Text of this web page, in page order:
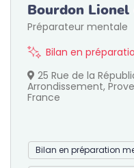
Bourdon Lionel
Préparateur mentale
Bilan en
25 Rue de la
Arrondissement,
France
Bilan en préparation